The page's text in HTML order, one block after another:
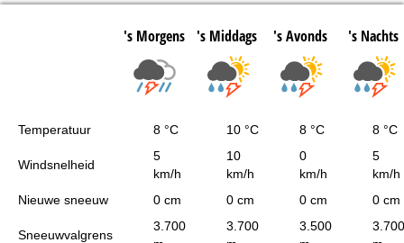
's Morgens 's Middags 's Avonds 's Nachts
Temperatuur 8 °C 10 °C 8 °C 8 °C
Windsnelheid
5
km/h
10
km/h
0
km/h
5
km/h
Nieuwe sneeuw
0 cm 0 cm 0 cm 0 cm
Sneeuwvalgrens
3.700
3.700
3.500
3.700